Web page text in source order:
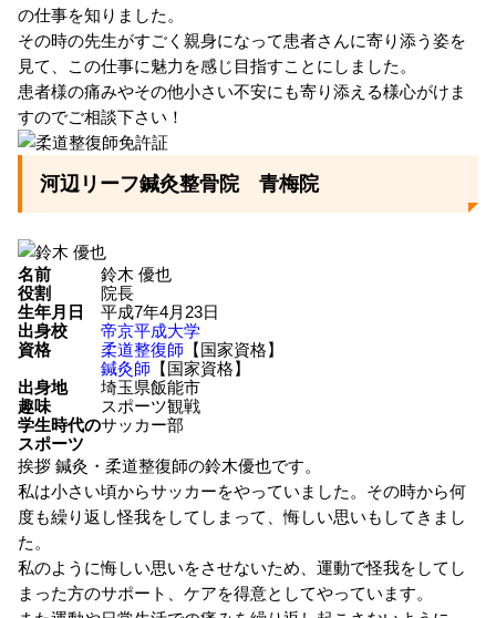
の仕事を知りました。
その時の先生がすごく親身になって患者さんに寄り添う姿を
見て、この仕事に魅力を感じ目指すことにしました。
患者様の痛みやその他小さい不安にも寄り添える様心がけま
すのでご相談下さい！
河辺リーフ鍼灸整骨院 青梅院
名前
鈴木 優也
役割
院長
生年月日
平成7年4月23日
出身校
帝京平成大学
資格
柔道整復師 【国家資格】
鍼灸師 【国家資格】
出身地
埼玉県飯能市
趣味
スポーツ観戦
学生時代の
スポーツ
サッカー部
挨拶 鍼灸・柔道整復師の鈴木優也です。
私は小さい頃からサッカーをやっていました。その時から何
度も繰り返し怪我をしてしまって、悔しい思いもしてきまし
た。
私のように悔しい思いをさせないため、運動で怪我をしてし
まった方のサポート、ケアを得意としてやっています。